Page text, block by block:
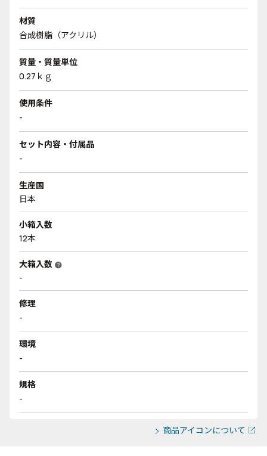
材質
合成樹脂（アクリル）
質量・質量単位
0.27ｋｇ
使用条件
-
セット内容・付属品
-
生産国
日本
小箱入数
12本
大箱入数 help
-
修理
-
環境
-
規格
-
商品アイコンについて